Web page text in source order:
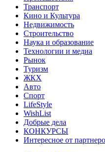
Транспорт
Кино и Культура
Недвижимость
Строительство
Наука и образование
Технологии и медиа
Рынок
Туризм
ЖКХ
Авто
Спорт
LifeStyle
WishList
Добрые дела
КОНКУРСЫ
Интересное от